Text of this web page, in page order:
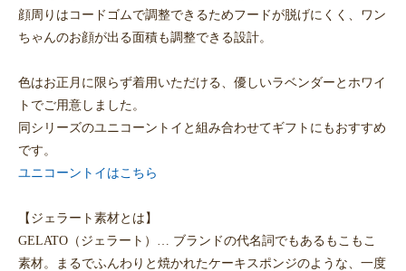
顔周りはコードゴムで調整できるためフードが脱げにくく、ワン
ちゃんのお顔が出る面積も調整できる設計。
色はお正月に限らず着用いただける、優しいラベンダーとホワイ
トでご用意しました。
同シリーズのユニコーントイと組み合わせてギフトにもおすすめ
です。
ユニコーントイはこちら
【ジェラート素材とは】
GELATO（ジェラート）… ブランドの代名詞でもあるもこもこ
素材。まるでふんわりと焼かれたケーキスポンジのような、一度